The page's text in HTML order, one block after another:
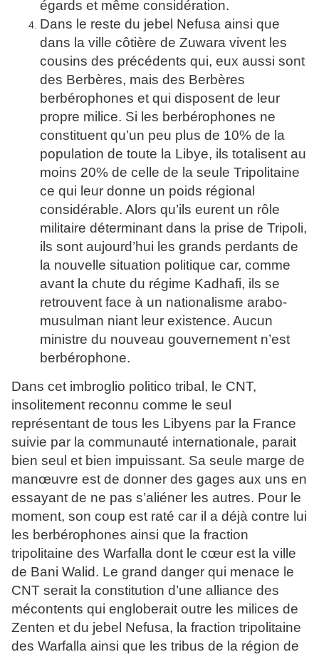
égards et même considération.
Dans le reste du jebel Nefusa ainsi que
dans la ville côtière de Zuwara vivent les
cousins des précédents qui, eux aussi sont
des Berbères, mais des Berbères
berbérophones et qui disposent de leur
propre milice. Si les berbérophones ne
constituent qu’un peu plus de 10% de la
population de toute la Libye, ils totalisent au
moins 20% de celle de la seule Tripolitaine
ce qui leur donne un poids régional
considérable. Alors qu’ils eurent un rôle
militaire déterminant dans la prise de Tripoli,
ils sont aujourd’hui les grands perdants de
la nouvelle situation politique car, comme
avant la chute du régime Kadhafi, ils se
retrouvent face à un nationalisme arabo-
musulman niant leur existence. Aucun
ministre du nouveau gouvernement n’est
berbérophone.
Dans cet imbroglio politico tribal, le CNT,
insolitement reconnu comme le seul
représentant de tous les Libyens par la France
suivie par la communauté internationale, parait
bien seul et bien impuissant. Sa seule marge de
manœuvre est de donner des gages aux uns en
essayant de ne pas s’aliéner les autres. Pour le
moment, son coup est raté car il a déjà contre lui
les berbérophones ainsi que la fraction
tripolitaine des Warfalla dont le cœur est la ville
de Bani Walid. Le grand danger qui menace le
CNT serait la constitution d’une alliance des
mécontents qui engloberait outre les milices de
Zenten et du jebel Nefusa, la fraction tripolitaine
des Warfalla ainsi que les tribus de la région de